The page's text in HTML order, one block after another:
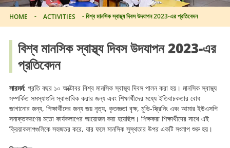
HOME - ACTIVITIES -বিশ্ব মানসিক স্বাস্থ্য দিবস উদযাপন 2023-এর প্রতিবেদন
বিশ্ব মানসিক স্বাস্থ্য দিবস উদযাপন 2023-এর
প্রতিবেদন
সারমর্ম: প্রতি বছর ১০ অক্টোবর বিশ্ব মানসিক স্বাস্থ্য দিবস পালন করা হয়। মানসিক স্বাস্থ্য
সম্পর্কিত সমস্যাগুলি স্বাভাবিক করার জন্য এবং শিক্ষার্থীদের মধ্যে ইতিবাচকতার বোধ
জাগানোর জন্য, শিক্ষার্থীদের জন্য জয় নৃত্য, কৃতজ্ঞতা বৃক্ষ, মুভি-স্ক্রিনিং এবং আমার ইউএসপি
সনাক্তকরণের মতো কার্যকলাপের আয়োজন করা হয়েছিল। শিক্ষকরা শিক্ষার্থীদের সাথে এই
ক্রিয়াকলাপগুলিকে সহজতর করে, যার ফলে মানসিক সুস্থতার উপর একটি সংলাপ শুরু হয়।